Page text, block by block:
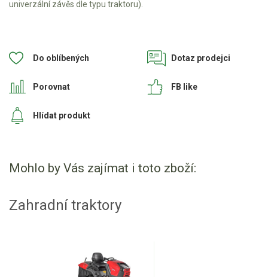
VARI malotraktory
Vysavače a foukače
Štěpkovače a drtiče
univerzální závěs dle typu traktoru).
Do oblíbených
Porovnat
Dotaz prodejci
Hlídat produkt
FB like
Mohlo by Vás zajímat i toto zboží:
Zahradní traktory